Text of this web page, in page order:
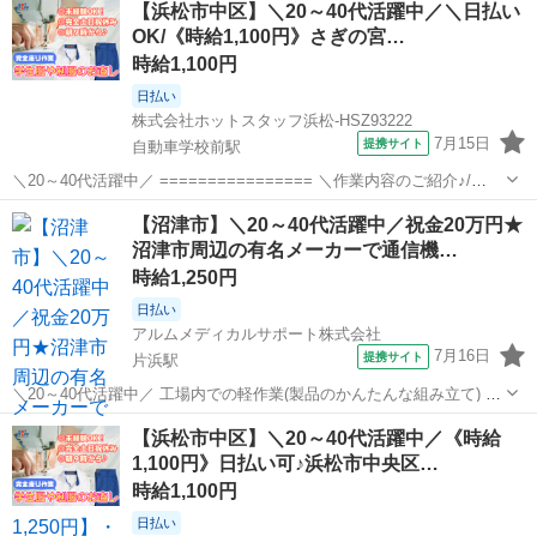
のおしごと★ 回収した学生服やユニフォームの、 お直し作業を...
【浜松市中区】＼20～40代活躍中／＼日払い
OK/《時給1,100円》さぎの宮…
時給1,100円
日払い
株式会社ホットスタッフ浜松-HSZ93222
自動車学校前駅
提携サイト 7月15日
＼20～40代活躍中／ ================ ＼作業内容のご紹介♪/
================ 修繕が必要な衣類を扱う 物流会社さんでのおし
ごと★ 回収した学生服やユニフォームの、 お直し作業を担当...
静岡 自動車学校前駅
【沼津市】＼20～40代活躍中／祝金20万円★
沼津市周辺の有名メーカーで通信機…
時給1,250円
日払い
アルムメディカルサポート株式会社
片浜駅
提携サイト 7月16日
＼20～40代活躍中／ 工場内での軽作業(製品のかんたんな組み立て) 国
内各地の船舶などで使用される通信機器等の組立、 製品に計器類をと
りつけるネジ締めや配線、検査など。 男女共に活躍している職場で
す。 単調な流れ作業の...
静岡 沼津市 片浜駅 その他
【浜松市中区】＼20～40代活躍中／《時給
1,100円》日払い可♪浜松市中央区…
時給1,100円
日払い